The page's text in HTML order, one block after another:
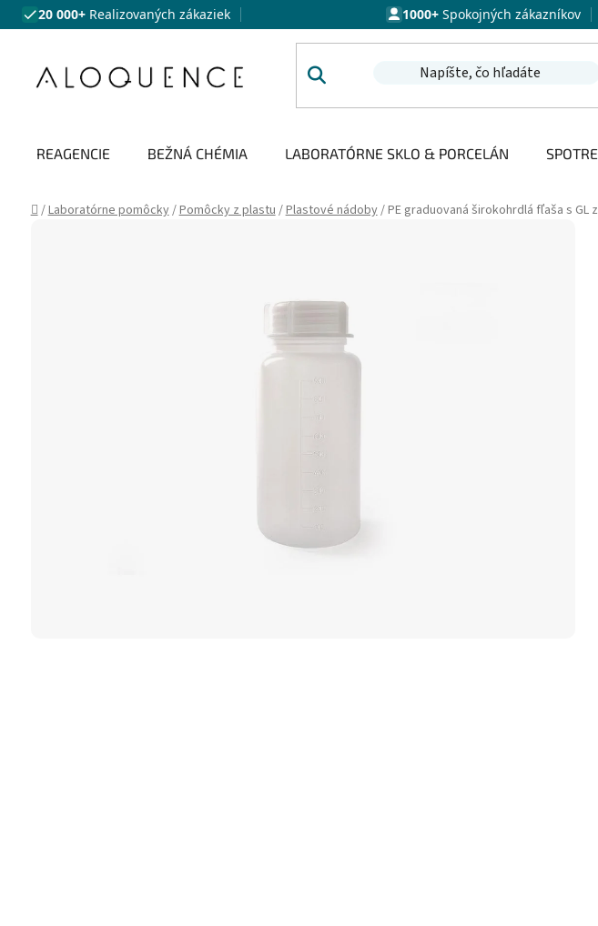
Prejsť na obsah
20 000+ Realizovaných zákaziek 1000+Spokojných zákazníkov
REAGENCIE BEŽNÁ CHÉMIA LABORATÓRNE SKLO & PORCELÁN
Domov
/Laboratórne pomôcky/Pomôcky z plastu /Plastové nádoby/PE graduovaná širokohrdlá fľaša s GL